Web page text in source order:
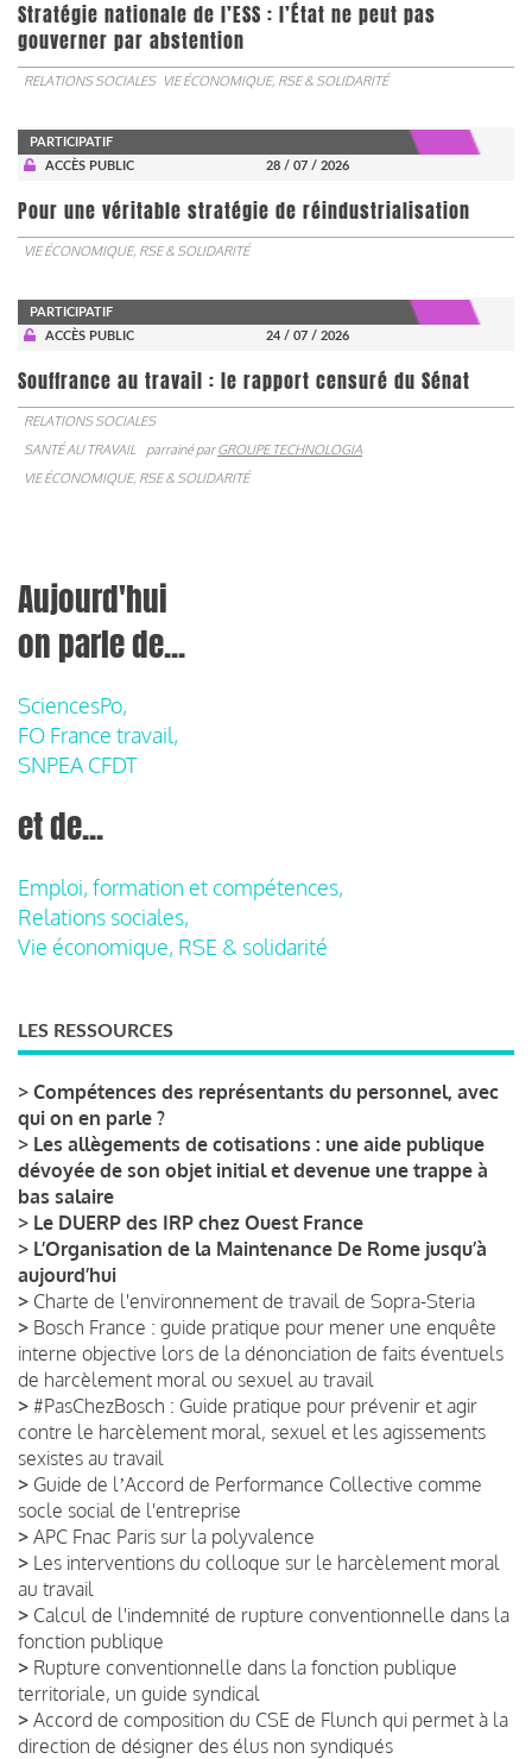
Stratégie nationale de l’ESS : l’État ne peut pas
gouverner par abstention
RELATIONS SOCIALES VIE ÉCONOMIQUE, RSE & SOLIDARITÉ
PARTICIPATIF
ACCÈS PUBLIC
28 / 07 / 2026
Pour une véritable stratégie de réindustrialisation
VIE ÉCONOMIQUE, RSE & SOLIDARITÉ
PARTICIPATIF
ACCÈS PUBLIC
24 / 07 / 2026
Souffrance au travail : le rapport censuré du Sénat
RELATIONS SOCIALES
SANTÉ AU TRAVAIL
parrainé parGROUPE TECHNOLOGIA
VIE ÉCONOMIQUE, RSE & SOLIDARITÉ
Aujourd'hui
on parle de...
SciencesPo,
FO France travail,
SNPEA CFDT
et de...
Emploi, formation et compétences,
Relations sociales,
Vie économique, RSE & solidarité
LES RESSOURCES
> Compétences des représentants du personnel, avec
qui on en parle ?
> Les allègements de cotisations : une aide publique
dévoyée de son objet initial et devenue une trappe à
bas salaire
> Le DUERP des IRP chez Ouest France
> L’Organisation de la Maintenance De Rome jusqu’à
aujourd’hui
> Charte de l'environnement de travail de Sopra-Steria
> Bosch France : guide pratique pour mener une enquête
interne objective lors de la dénonciation de faits éventuels
de harcèlement moral ou sexuel au travail
> #PasChezBosch : Guide pratique pour prévenir et agir
contre le harcèlement moral, sexuel et les agissements
sexistes au travail
> Guide de lʼAccord de Performance Collective comme
socle social de l'entreprise
> APC Fnac Paris sur la polyvalence
> Les interventions du colloque sur le harcèlement moral
au travail
> Calcul de l'indemnité de rupture conventionnelle dans la
fonction publique
> Rupture conventionnelle dans la fonction publique
territoriale, un guide syndical
> Accord de composition du CSE de Flunch qui permet à la
direction de désigner des élus non syndiqués